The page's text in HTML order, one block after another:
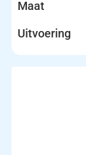
Maat
Uitvoering